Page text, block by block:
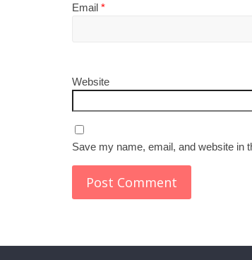
Email *
Website
Save my name, email, and website in